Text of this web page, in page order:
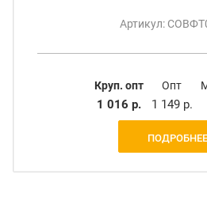
Артикул:
Круп. опт
1 016 р.
Опт
1 149 р.
ПОДРОБНЕЕ